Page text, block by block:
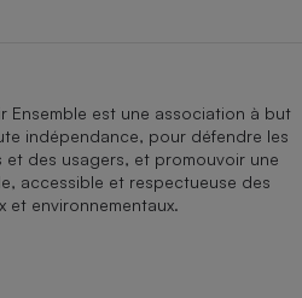
Ensemble est une association à but
indépendance, pour défendre les
des usagers, et promouvoir une
accessible et respectueuse des
et environnementaux.